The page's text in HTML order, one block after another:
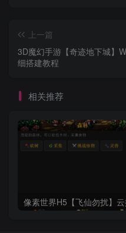
上一篇
3D魔幻手游【奇迹地下城】
细搭建教程
相关推荐